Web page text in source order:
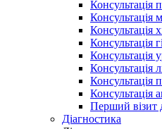
Консультація
Консультація
Консультація
Консультація
Консультація
Консультація
Консультація
Консультація
Перший візит
Діагностика